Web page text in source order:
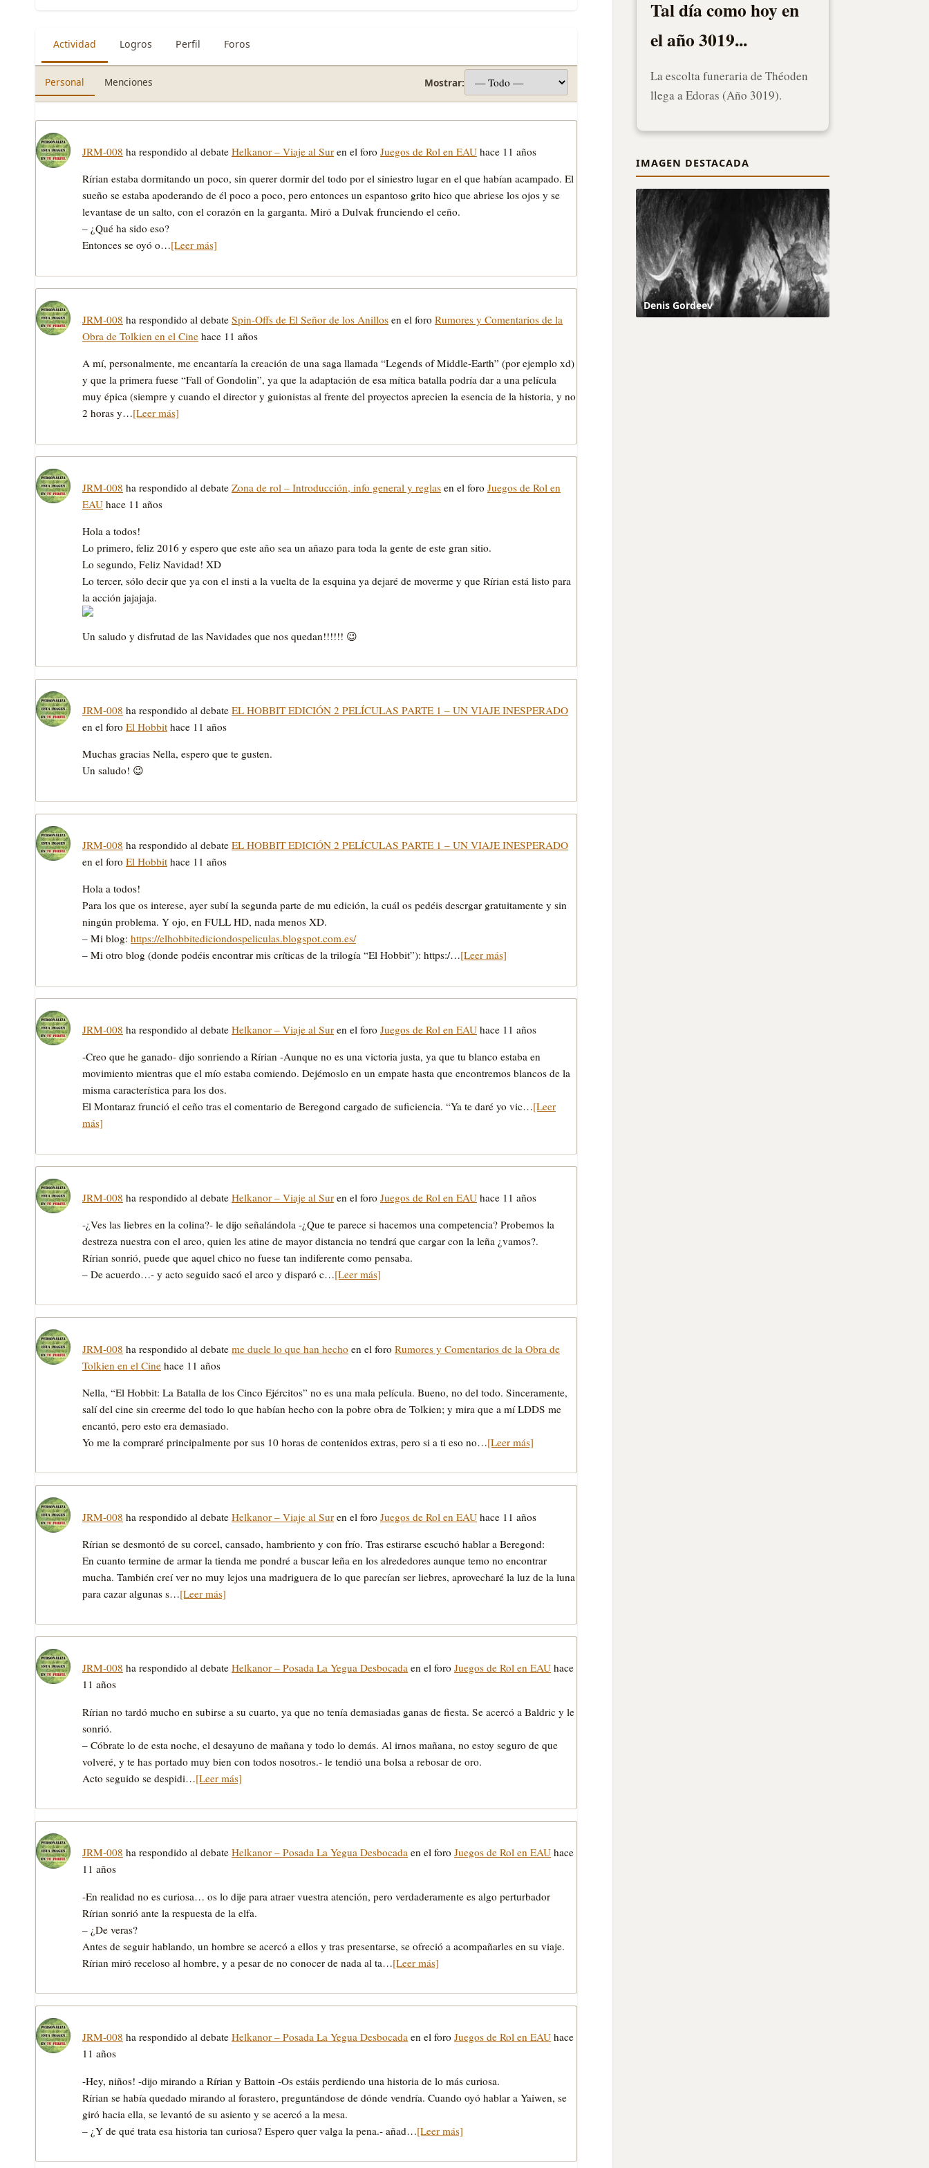
Actividad Logros Perfil Foros
Personal Menciones Mostrar:
JRM-008 ha respondido al debate Helkanor – Viaje al Sur en el foro Juegos de Rol en EAU hace 11 años
Rírian estaba dormitando un poco, sin querer dormir del todo por el siniestro lugar en el que habían acampado. El
sueño se estaba apoderando de él poco a poco, pero entonces un espantoso grito hico que abriese los ojos y se
levantase de un salto, con el corazón en la garganta. Miró a Dulvak frunciendo el ceño.
– ¿Qué ha sido eso?
Entonces se oyó o…[Leer más]
JRM-008 ha respondido al debate Spin-Offs de El Señor de los Anillos en el foro Rumores y Comentarios de la
Obra de Tolkien en el Cine hace 11 años
A mí, personalmente, me encantaría la creación de una saga llamada “Legends of Middle-Earth” (por ejemplo xd)
y que la primera fuese “Fall of Gondolin”, ya que la adaptación de esa mítica batalla podría dar a una película
muy épica (siempre y cuando el director y guionistas al frente del proyectos aprecien la esencia de la historia, y no
2 horas y…[Leer más]
JRM-008 ha respondido al debate Zona de rol – Introducción, info general y reglas en el foro Juegos de Rol en
EAU hace 11 años
Hola a todos!
Lo primero, feliz 2016 y espero que este año sea un añazo para toda la gente de este gran sitio.
Lo segundo, Feliz Navidad! XD
Lo tercer, sólo decir que ya con el insti a la vuelta de la esquina ya dejaré de moverme y que Rírian está listo para
la acción jajajaja.
Un saludo y disfrutad de las Navidades que nos quedan!!!!!! 😉
JRM-008 ha respondido al debate EL HOBBIT EDICIÓN 2 PELÍCULAS PARTE 1 – UN VIAJE INESPERADO
en el foro El Hobbit hace 11 años
Muchas gracias Nella, espero que te gusten.
Un saludo! 😉
JRM-008 ha respondido al debate EL HOBBIT EDICIÓN 2 PELÍCULAS PARTE 1 – UN VIAJE INESPERADO
en el foro El Hobbit hace 11 años
Hola a todos!
Para los que os interese, ayer subí la segunda parte de mu edición, la cuál os pedéis descrgar gratuitamente y sin
ningún problema. Y ojo, en FULL HD, nada menos XD.
– Mi blog: https://elhobbitediciondospeliculas.blogspot.com.es/
– Mi otro blog (donde podéis encontrar mis críticas de la trilogía “El Hobbit”): https:/…[Leer más]
JRM-008 ha respondido al debate Helkanor – Viaje al Sur en el foro Juegos de Rol en EAU hace 11 años
-Creo que he ganado- dijo sonriendo a Rírian -Aunque no es una victoria justa, ya que tu blanco estaba en
movimiento mientras que el mío estaba comiendo. Dejémoslo en un empate hasta que encontremos blancos de la
misma característica para los dos.
El Montaraz frunció el ceño tras el comentario de Beregond cargado de suficiencia. “Ya te daré yo vic…[Leer
más]
JRM-008 ha respondido al debate Helkanor – Viaje al Sur en el foro Juegos de Rol en EAU hace 11 años
-¿Ves las liebres en la colina?- le dijo señalándola -¿Que te parece si hacemos una competencia? Probemos la
destreza nuestra con el arco, quien les atine de mayor distancia no tendrá que cargar con la leña ¿vamos?.
Rírian sonrió, puede que aquel chico no fuese tan indiferente como pensaba.
– De acuerdo…- y acto seguido sacó el arco y disparó c…[Leer más]
JRM-008 ha respondido al debate me duele lo que han hecho en el foro Rumores y Comentarios de la Obra de
Tolkien en el Cine hace 11 años
Nella, “El Hobbit: La Batalla de los Cinco Ejércitos” no es una mala película. Bueno, no del todo. Sinceramente,
salí del cine sin creerme del todo lo que habían hecho con la pobre obra de Tolkien; y mira que a mí LDDS me
encantó, pero esto era demasiado.
Yo me la compraré principalmente por sus 10 horas de contenidos extras, pero si a ti eso no…[Leer más]
JRM-008 ha respondido al debate Helkanor – Viaje al Sur en el foro Juegos de Rol en EAU hace 11 años
Rírian se desmontó de su corcel, cansado, hambriento y con frío. Tras estirarse escuchó hablar a Beregond:
En cuanto termine de armar la tienda me pondré a buscar leña en los alrededores aunque temo no encontrar
mucha. También creí ver no muy lejos una madriguera de lo que parecían ser liebres, aprovecharé la luz de la luna
para cazar algunas s…[Leer más]
JRM-008 ha respondido al debate Helkanor – Posada La Yegua Desbocada en el foro Juegos de Rol en EAU hace
11 años
Rírian no tardó mucho en subirse a su cuarto, ya que no tenía demasiadas ganas de fiesta. Se acercó a Baldric y le
sonrió.
– Cóbrate lo de esta noche, el desayuno de mañana y todo lo demás. Al irnos mañana, no estoy seguro de que
volveré, y te has portado muy bien con todos nosotros.- le tendió una bolsa a rebosar de oro.
Acto seguido se despidi…[Leer más]
JRM-008 ha respondido al debate Helkanor – Posada La Yegua Desbocada en el foro Juegos de Rol en EAU hace
11 años
-En realidad no es curiosa… os lo dije para atraer vuestra atención, pero verdaderamente es algo perturbador
Rírian sonrió ante la respuesta de la elfa.
– ¿De veras?
Antes de seguir hablando, un hombre se acercó a ellos y tras presentarse, se ofreció a acompañarles en su viaje.
Rírian miró receloso al hombre, y a pesar de no conocer de nada al ta…[Leer más]
JRM-008 ha respondido al debate Helkanor – Posada La Yegua Desbocada en el foro Juegos de Rol en EAU hace
11 años
-Hey, niños! -dijo mirando a Rírian y Battoin -Os estáis perdiendo una historia de lo más curiosa.
Rírian se había quedado mirando al forastero, preguntándose de dónde vendría. Cuando oyó hablar a Yaiwen, se
giró hacia ella, se levantó de su asiento y se acercó a la mesa.
– ¿Y de qué trata esa historia tan curiosa? Espero quer valga la pena.- añad…[Leer más]
Tal día como hoy en
el año 3019...
La escolta funeraria de Théoden
llega a Edoras (Año 3019).
IMAGEN DESTACADA
Denis Gordeev